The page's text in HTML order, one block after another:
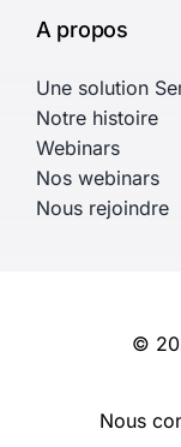
A propos
Une solution
Notre histoire
Webinars
Nos webinars
Nous rejoindre
©
Nous